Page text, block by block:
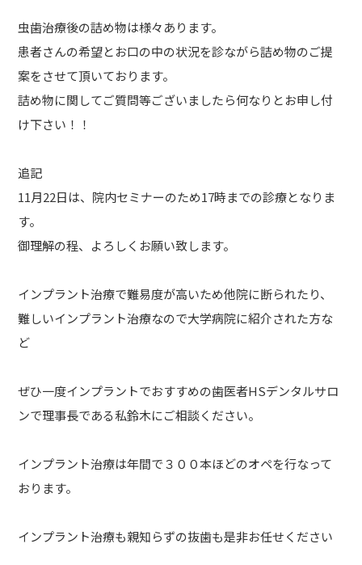
虫歯治療後の詰め物は様々あります。
患者さんの希望とお口の中の状況を診ながら詰め物のご提
案をさせて頂いております。
詰め物に関してご質問等ございましたら何なりとお申し付
け下さい！！
追記
11月22日は、院内セミナーのため17時までの診療となりま
す。
御理解の程、よろしくお願い致します。
インプラント治療で難易度が高いため他院に断られたり、
難しいインプラント治療なので大学病院に紹介された方な
ど
ぜひ一度インプラントでおすすめの歯医者HSデンタルサロ
ンで理事長である私鈴木にご相談ください。
インプラント治療は年間で３００本ほどのオペを行なって
おります。
インプラント治療も親知らずの抜歯も是非お任せください